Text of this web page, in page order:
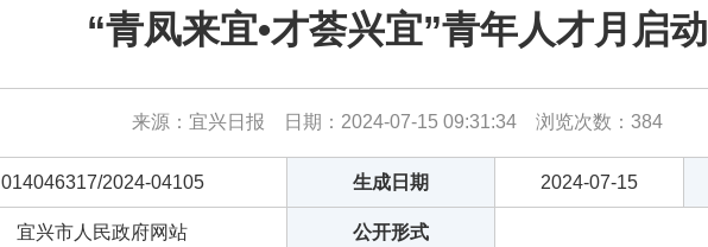
“青凤来宜•才荟兴宜”青年人才月启动
来源：宜兴日报 日期：2024-07-15 09:31:34 浏览次数： 384
014046317/2024-04105 生成日期 2024-07-15
宜兴市人民政府网站 公开形式